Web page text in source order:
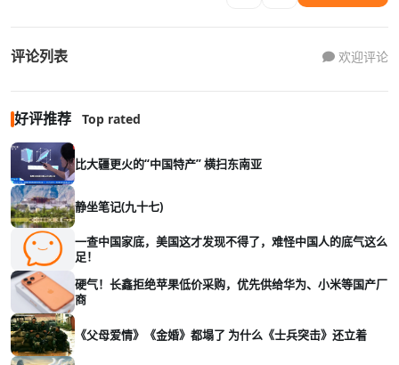
评论列表 欢迎评论
好评推荐 Top rated
比大疆更火的“中国特产” 横扫东南亚
静坐笔记(九十七)
一查中国家底，美国这才发现不得了，难怪中国人的底气这么
足！
硬气！长鑫拒绝苹果低价采购，优先供给华为、小米等国产厂
商
《父母爱情》《金婚》都塌了 为什么《士兵突击》还立着